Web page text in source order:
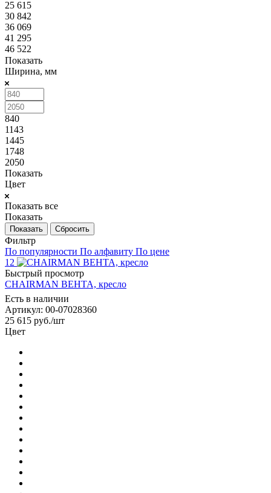
25 615
30 842
36 069
41 295
46 522
Показать
Ширина, мм
840
1143
1445
1748
2050
Показать
Цвет
Показать все
Показать
Сбросить
Фильтр
По популярности По алфавиту По цене
12
Быстрый просмотр
CHAIRMAN ВЕНТА, кресло
Есть в наличии
Артикул: 00-07028360
25 615 руб./шт
Цвет